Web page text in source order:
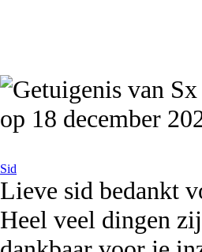
op 18 december
Sid
Lieve sid bedankt
Heel veel dingen